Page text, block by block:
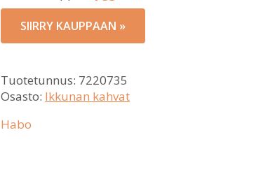
SIIRRY KAUPPAAN »
Tuotetunnus: 7220735
Osasto: Ikkunan kahvat
Habo